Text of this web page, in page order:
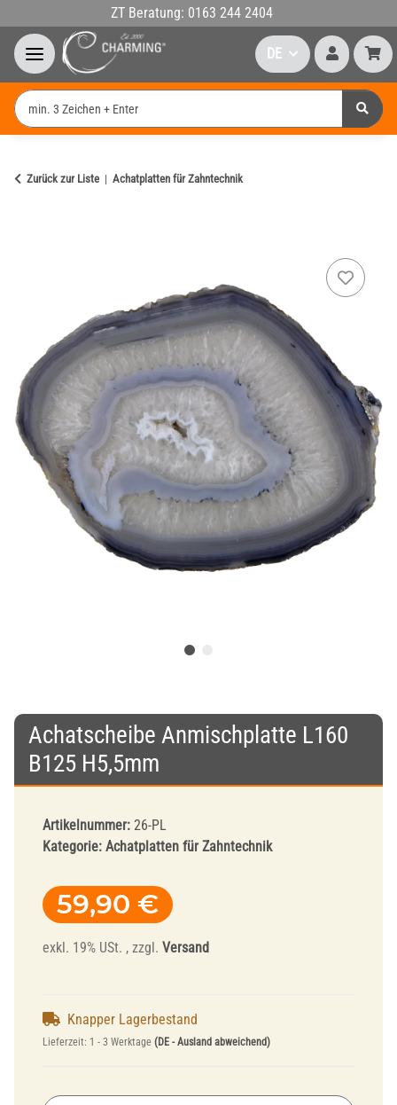
ZT Beratung: 0163 244 2404
DE
Zurück zur Liste Achatplatten für Zahntechnik
Achatscheibe Anmischplatte L160
B125 H5,5mm
Artikelnummer: 26-PL
Kategorie: Achatplatten für Zahntechnik
59,90 €
exkl. 19% USt. , zzgl. Versand
Knapper Lagerbestand
Lieferzeit: 1 - 3 Werktage (DE - Ausland abweichend)